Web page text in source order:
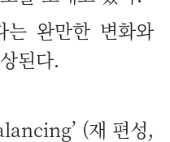
는 완만한 변화와
된다.
(재 편성,